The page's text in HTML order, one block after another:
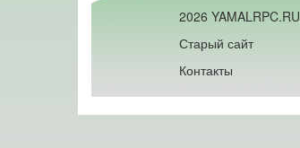
2026 YAMALRPC.RU
Старый сайт
Контакты